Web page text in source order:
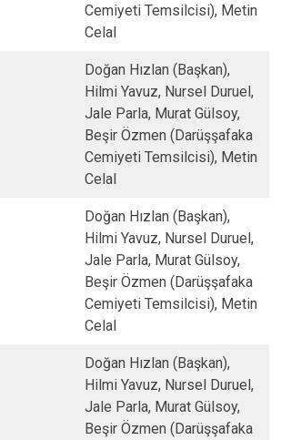
Cemiyeti Temsilcisi), Metin
Celal
Doğan Hızlan (Başkan),
Hilmi Yavuz, Nursel Duruel,
Jale Parla, Murat Gülsoy,
Beşir Özmen (Darüşşafaka
Cemiyeti Temsilcisi), Metin
Celal
Doğan Hızlan (Başkan),
Hilmi Yavuz, Nursel Duruel,
Jale Parla, Murat Gülsoy,
Beşir Özmen (Darüşşafaka
Cemiyeti Temsilcisi), Metin
Celal
Doğan Hızlan (Başkan),
Hilmi Yavuz, Nursel Duruel,
Jale Parla, Murat Gülsoy,
Beşir Özmen (Darüşşafaka